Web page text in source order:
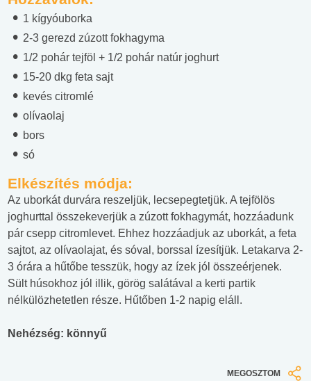
1 kígyóuborka
2-3 gerezd zúzott fokhagyma
1/2 pohár tejföl + 1/2 pohár natúr joghurt
15-20 dkg feta sajt
kevés citromlé
olívaolaj
bors
só
Elkészítés módja:
Az uborkát durvára reszeljük, lecsepegtetjük. A tejfölös
joghurttal összekeverjük a zúzott fokhagymát, hozzáadunk
pár csepp citromlevet. Ehhez hozzáadjuk az uborkát, a feta
sajtot, az olívaolajat, és sóval, borssal ízesítjük. Letakarva 2-
3 órára a hűtőbe tesszük, hogy az ízek jól összeérjenek.
Sült húsokhoz jól illik, görög salátával a kerti partik
nélkülözhetetlen része. Hűtőben 1-2 napig eláll.
Nehézség: könnyű
MEGOSZTOM